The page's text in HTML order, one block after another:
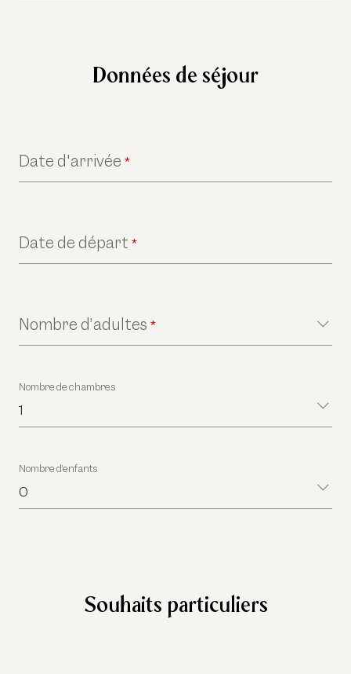
Données de séjour
Date d'arrivée *
Date de départ *
Nombre d’adultes *
Nombre de chambres
1
Nombre d’enfants
0
Souhaits particuliers